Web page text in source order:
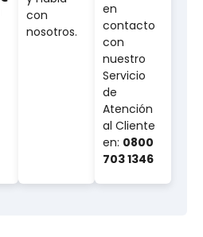
con
nosotros.
en
contacto
con
nuestro
Servicio
de
Atención
al Cliente
en: 0800
703 1346